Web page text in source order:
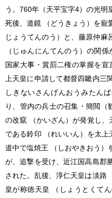
う。760年（天平宝字4）の光明
死後、道鏡 （どうきょう）を寵
じょうてんのう）と、藤原仲
（じゅんにんてんのう）の関
国家大事・賞罰二権の掌握を
上天皇に申請して都督四畿内三
しきないさんげんおうみたん
り、管内の兵士の召集・簡閲
の改竄 （かいざん）が発覚し
である鈴印 （れいいん）を太上
道中で塩焼王 （しおやきおう）
が、追撃を受け、近江国高島郡
された。乱後、淳仁天皇は淡路
皇が称徳天皇 （しょうとくて